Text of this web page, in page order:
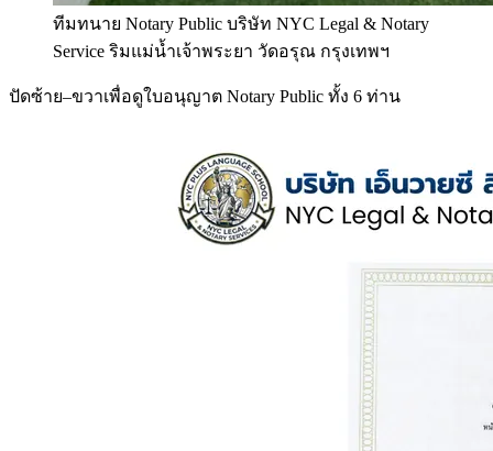
ทีมทนาย Notary Public บริษัท NYC Legal & Notary
Service ริมแม่น้ำเจ้าพระยา วัดอรุณ กรุงเทพฯ
ปัดซ้าย–ขวาเพื่อดูใบอนุญาต Notary Public ทั้ง 6 ท่าน